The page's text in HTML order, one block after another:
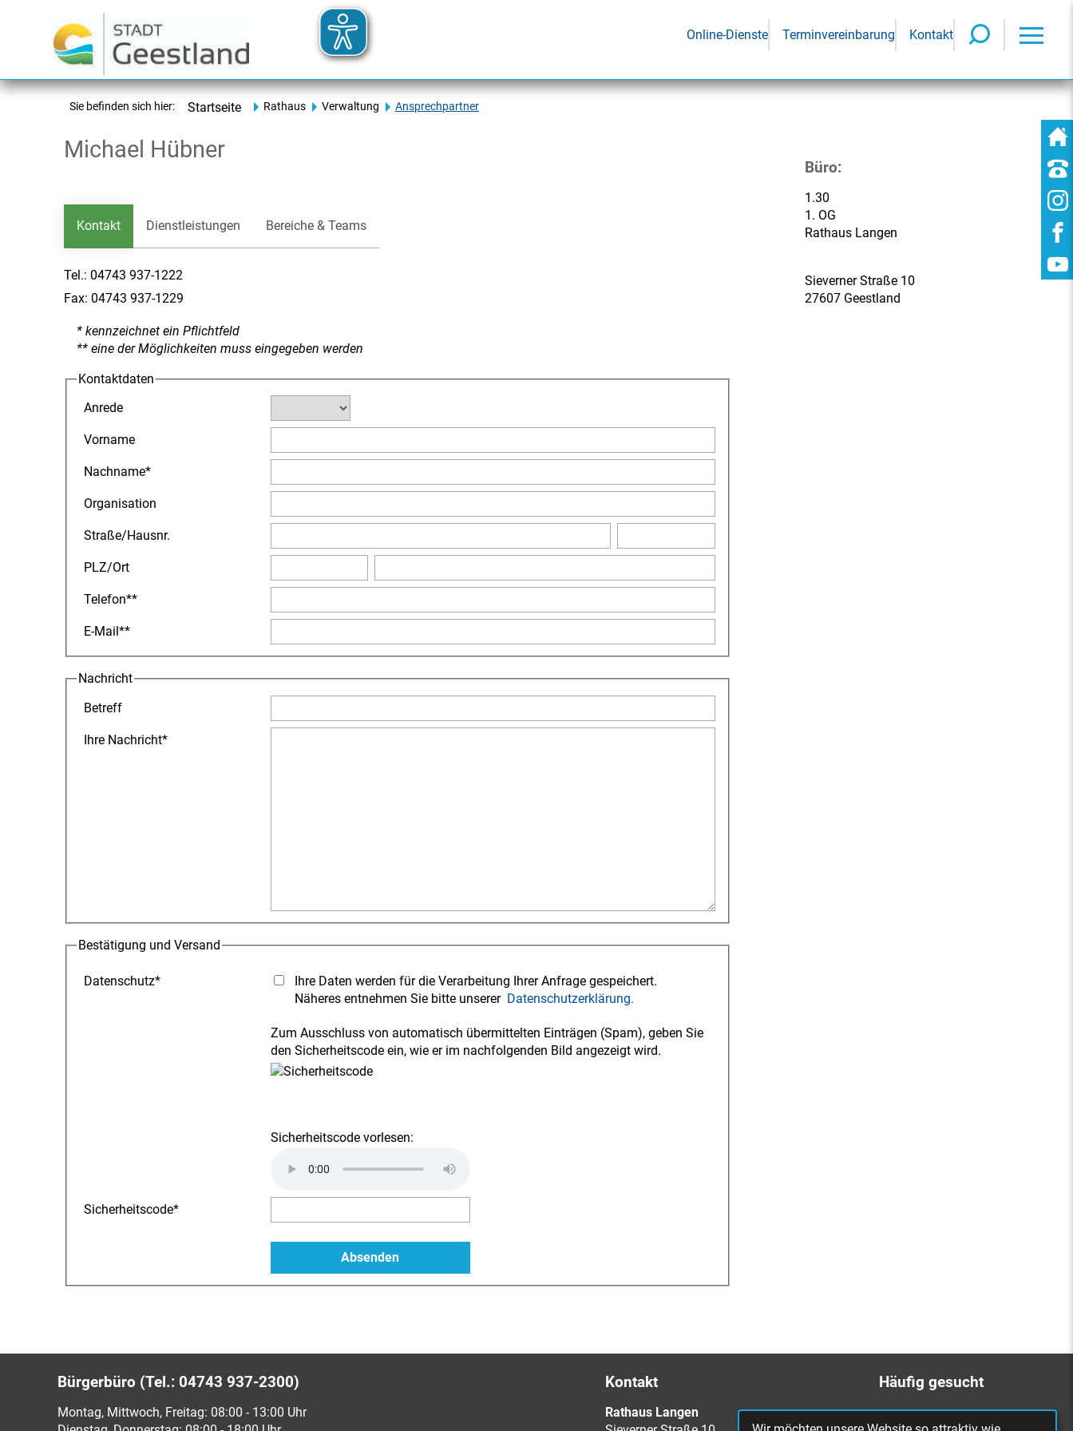
Online-Dienste Terminvereinbarung Kontakt
Sie befinden sich hier: Startseite Rathaus Verwaltung Ansprechpartner
Michael Hübner
Kontakt Dienstleistungen Bereiche & Teams
Tel.: 04743 937-1222
Fax: 04743 937-1229
* kennzeichnet ein Pflichtfeld
** eine der Möglichkeiten muss eingegeben werden
Kontaktdaten
Anrede
Vorname
Nachname*
Organisation
Straße/Hausnr.
PLZ/Ort
Telefon**
E-Mail **
Nachricht
Betreff
Ihre Nachricht*
Bestätigung und Versand
Datenschutz*
Ihre Daten werden für die Verarbeitung Ihrer Anfrage gespeichert.
Näheres entnehmen Sie bitte unserer Datenschutzerklärung.
Zum Ausschluss von automatisch übermittelten Einträgen (Spam), geben Sie
den Sicherheitscode ein, wie er im nachfolgenden Bild angezeigt wird.
Sicherheitscode vorlesen:
Sicherheitscode*
Büro:
1.30
1. OG
Rathaus Langen
Sieverner Straße 10
27607 Geestland
Bürgerbüro (Tel.: 04743 937-2300)
Montag, Mittwoch, Freitag: 08:00 - 13:00 Uhr
Kontakt
Rathaus Langen
Häufig gesucht
Bürgerbüro